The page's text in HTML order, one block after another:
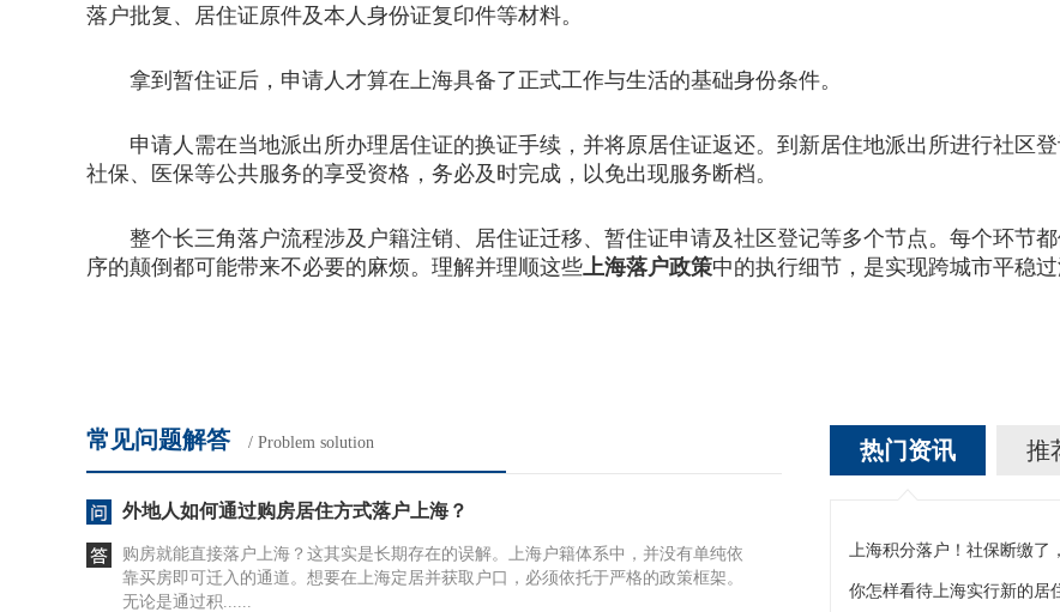
落户批复、居住证原件及本人身份证复印件等材料。
拿到暂住证后，申请人才算在上海具备了正式工作与生活的基础身份条件。
申请人需在当地派出所办理居住证的换证手续，并将原居住证返还。到新居住地派出所进行社区
社保、医保等公共服务的享受资格，务必及时完成，以免出现服务断档。
整个长三角落户流程涉及户籍注销、居住证迁移、暂住证申请及社区登记等多个节点。每个环节
序的颠倒都可能带来不必要的麻烦。理解并理顺这些上海落户政策中的执行细节，是实现跨城市平稳过
常见问题解答 / Problem solution
外地人如何通过购房居住方式落户上海？
购房就能直接落户上海？这其实是长期存在的误解。上海户籍体系中，并没有单纯依
靠买房即可迁入的通道。想要在上海定居并获取户口，必须依托于严格的政策框架。
无论是通过积......
热门资讯 推
你怎样看待上海实行新的居